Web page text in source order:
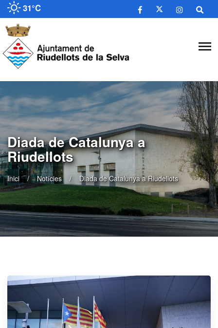
31°C
Diada de Catalunya a
Riudellots
Inici Notícies Diada de Catalunya a Riudellots